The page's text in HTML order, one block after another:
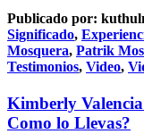
Publicado por:
Significado,
Mosquera, Patrik
Testimonios, Video,
Kimberly
Como lo Llevas?